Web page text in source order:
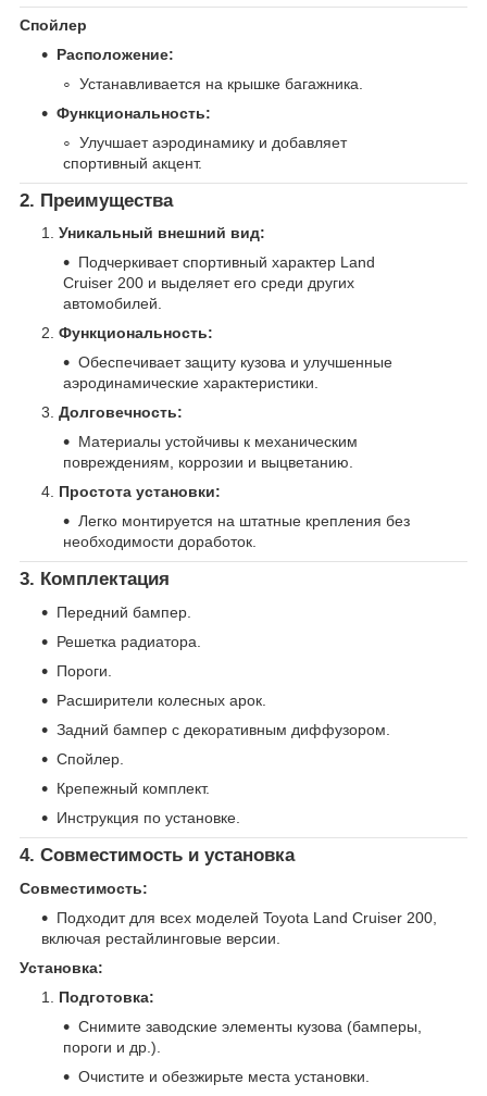
Спойлер
Расположение:
Устанавливается на крышке багажника.
Функциональность:
Улучшает аэродинамику и добавляет
спортивный акцент.
2. Преимущества
Уникальный внешний вид:
Подчеркивает спортивный характер Land
Cruiser 200 и выделяет его среди других
автомобилей.
Функциональность:
Обеспечивает защиту кузова и улучшенные
аэродинамические характеристики.
Долговечность:
Материалы устойчивы к механическим
повреждениям, коррозии и выцветанию.
Простота установки:
Легко монтируется на штатные крепления без
необходимости доработок.
3. Комплектация
Передний бампер.
Решетка радиатора.
Пороги.
Расширители колесных арок.
Задний бампер с декоративным диффузором.
Спойлер.
Крепежный комплект.
Инструкция по установке.
4. Совместимость и установка
Совместимость:
Подходит для всех моделей Toyota Land Cruiser 200,
включая рестайлинговые версии.
Установка:
Подготовка:
Снимите заводские элементы кузова (бамперы,
пороги и др.).
Очистите и обезжирьте места установки.